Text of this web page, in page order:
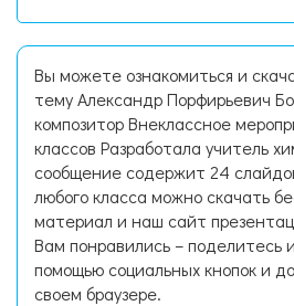
Вы можете ознакомиться и
тему Александр Порфирьевич
композитор Внеклассное
классов Разработала учитель
сообщение содержит 24
любого класса можно скачать
материал и наш сайт
Вам понравились – поделитесь
помощью социальных кнопок и
своем браузере.